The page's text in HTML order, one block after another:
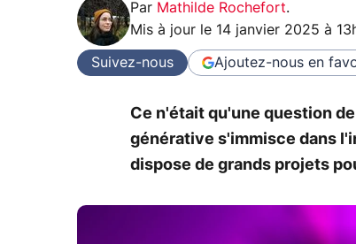
Par Mathilde Rochefort.
Mis à jour le 14 janvier 2025 à
Suivez-nous Ajoutez-nous en
Ce n'était qu'une question
générative s'immisce dans
dispose de grands projets